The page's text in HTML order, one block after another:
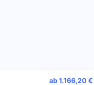
ab 1.166,20 €